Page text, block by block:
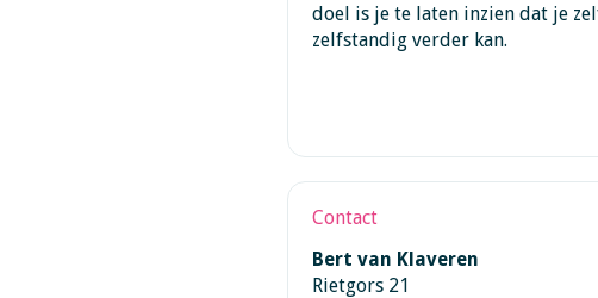
doel is je te laten inzien dat je
zelfstandig verder kan.
Contact
Bert van Klaveren
Rietgors 21